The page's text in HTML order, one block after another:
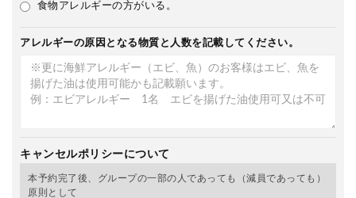
食物アレルギーの方がいる。
アレルギーの原因となる物質と人数を記載してください。
キャンセルポリシーについて
本予約完了後、グループの一部の人であっても（減員であっても）
原則として